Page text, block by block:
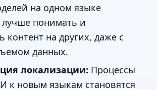
на одном языке
понимать и
контент на других, даже с
данных.
локализации: Процессы
к новым языкам становятся